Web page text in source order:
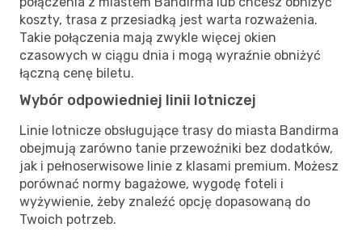
koszty, trasa z przesiadką jest warta rozważenia.
Takie połączenia mają zwykle więcej okien
czasowych w ciągu dnia i mogą wyraźnie obniżyć
łączną cenę biletu.
Wybór odpowiedniej linii lotniczej
Linie lotnicze obsługujące trasy do miasta Bandirma
obejmują zarówno tanie przewoźniki bez dodatków,
jak i pełnoserwisowe linie z klasami premium. Możesz
porównać normy bagażowe, wygodę foteli i
wyżywienie, żeby znaleźć opcję dopasowaną do
Twoich potrzeb.